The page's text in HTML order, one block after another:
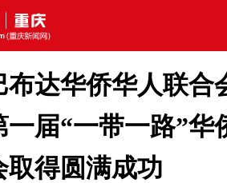
布达华侨华人联合
届“一带一路”华
取得圆满成功